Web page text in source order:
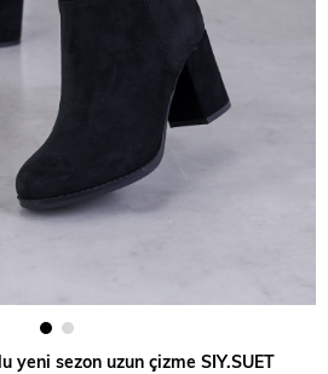
yeni sezon uzun çizme SIY.SUET